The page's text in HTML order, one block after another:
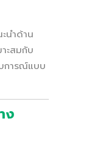
นำด้าน
ะสมกับ
การณ์แบบ
ง